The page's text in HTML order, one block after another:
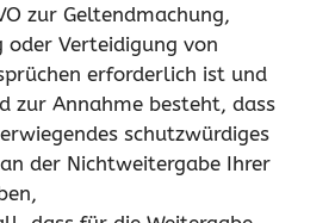
zur Geltendmachung,
oder Verteidigung von
erforderlich ist und
zur Annahme besteht, dass
schutzwürdiges
der Nichtweitergabe Ihrer